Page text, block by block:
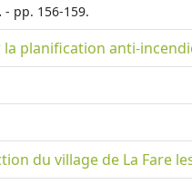
- pp. 156-159.
planification anti-
du village de La Fare